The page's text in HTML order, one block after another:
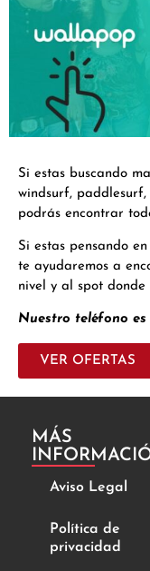
Si estas buscando
windsurf,
podrás encontrar
Si estas pensando
te ayudaremos a
nivel y al spot donde
Nuestro teléfono es
VER OFERTAS
MÁS
Aviso Legal
Política de
privacidad